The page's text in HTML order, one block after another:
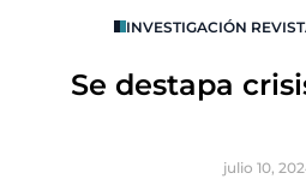
INVESTIGACIÓN
Se destapa
julio 10,